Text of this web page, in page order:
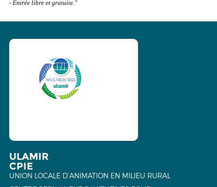
- Entrée libre et gratuite."
ULAMIR
CPIE
UNION LOCALE D'ANIMATION EN MILIEU RURAL